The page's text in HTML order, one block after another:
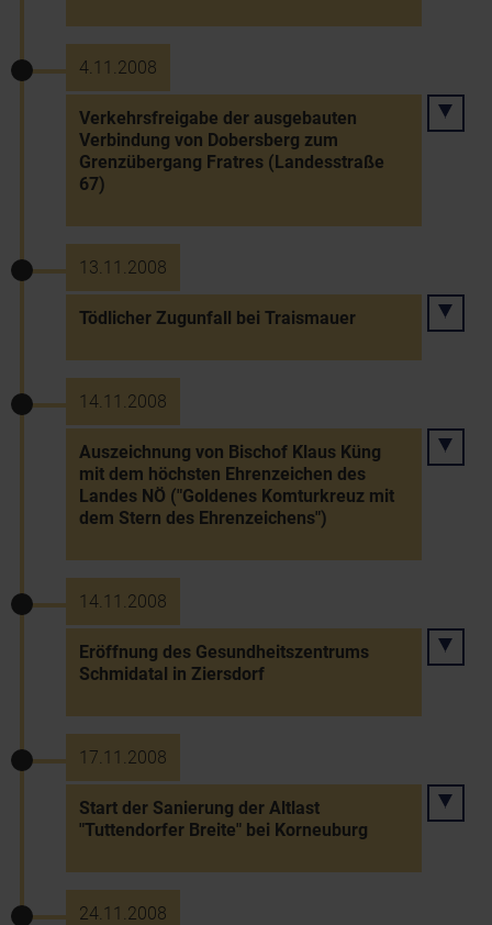
4.11.2008
Verkehrsfreigabe der ausgebauten
Verbindung von Dobersberg zum
Grenzübergang Fratres (Landesstraße
67)
13.11.2008
Tödlicher Zugunfall bei Traismauer
14.11.2008
Auszeichnung von Bischof Klaus Küng
mit dem höchsten Ehrenzeichen des
Landes NÖ ("Goldenes Komturkreuz mit
dem Stern des Ehrenzeichens")
14.11.2008
Eröffnung des Gesundheitszentrums
Schmidatal in Ziersdorf
17.11.2008
Start der Sanierung der Altlast
"Tuttendorfer Breite" bei Korneuburg
24.11.2008